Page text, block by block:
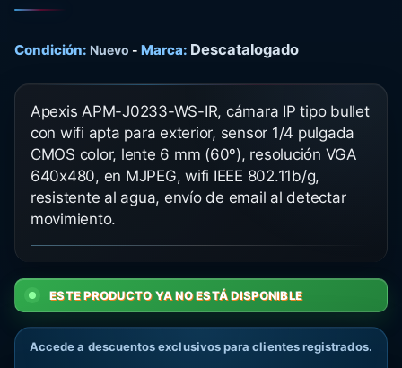
Condición: Nuevo - Marca: Descatalogado
Apexis APM-J0233-WS-IR, cámara IP tipo bullet
con wifi apta para exterior, sensor 1/4 pulgada
CMOS color, lente 6 mm (60º), resolución VGA
640x480, en MJPEG, wifi IEEE 802.11b/g,
resistente al agua, envío de email al detectar
movimiento.
ESTE PRODUCTO YA NO ESTÁ DISPONIBLE
Accede a descuentos exclusivos para clientes registrados.